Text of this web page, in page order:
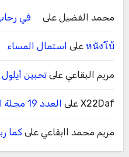
محمد الفضيلعلى في رحاب
หนังโบ้على استمال المساء
مريم البقاعيعلى تحبين
X22Dafعلى العدد 19 مجلة الوعي السوري
مريم محمد اابقاعيعلى كما